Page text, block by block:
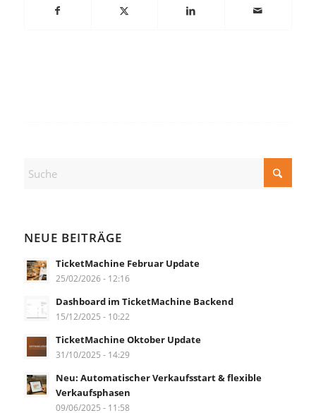
NEUE BEITRÄGE
TicketMachine Februar Update
25/02/2026 - 12:16
Dashboard im TicketMachine Backend
15/12/2025 - 10:22
TicketMachine Oktober Update
31/10/2025 - 14:29
Neu: Automatischer Verkaufsstart & flexible
Verkaufsphasen
09/06/2025 - 11:58